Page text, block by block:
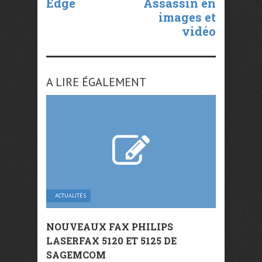
images et
vidéo
A LIRE ÉGALEMENT
ACTUALITÉS
NOUVEAUX FAX PHILIPS
LASERFAX 5120 ET 5125 DE
SAGEMCOM